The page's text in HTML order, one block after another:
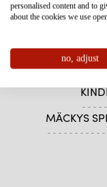
MÄCKYS
personalised content and to
about the cookies we use
no, adjust